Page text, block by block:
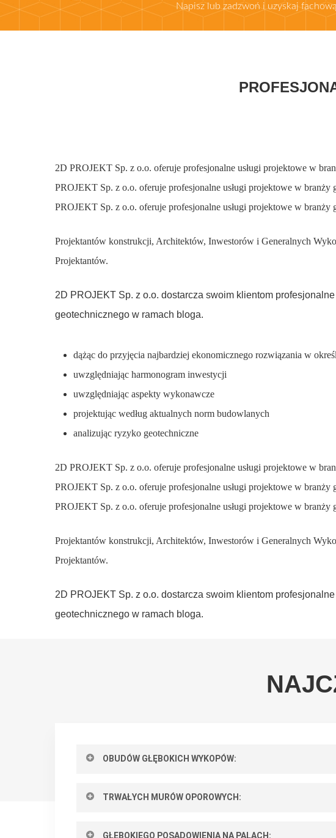
Napisz lub zadzwoń i uzyskaj
2D PROJEKT Sp. z o.o. oferuje profesjonalne usługi projektowe w
PROJEKT Sp. z o.o. oferuje profesjonalne usługi projektowe w
PROJEKT Sp. z o.o. oferuje profesjonalne usługi projektowe w branży
Projektantów konstrukcji, Architektów, Inwestorów i Generalnych
Projektantów.
2D PROJEKT Sp. z o.o. dostarcza swoim klientom
geotechnicznego w ramach bloga.
dążąc do przyjęcia najbardziej ekonomicznego rozwiązania w
uwzględniając harmonogram inwestycji
uwzględniając aspekty wykonawcze
projektując według aktualnych norm budowlanych
analizując ryzyko geotechniczne
2D PROJEKT Sp. z o.o. oferuje profesjonalne usługi projektowe w
PROJEKT Sp. z o.o. oferuje profesjonalne usługi projektowe w
PROJEKT Sp. z o.o. oferuje profesjonalne usługi projektowe w branży
Projektantów konstrukcji, Architektów, Inwestorów i Generalnych
Projektantów.
2D PROJEKT Sp. z o.o. dostarcza swoim klientom
geotechnicznego w ramach bloga.
OBUDÓW GŁĘBOKICH WYKOPÓW:
obudowy berlińskie z profili stalowych
palisady z pali żelbetowych np. CFA
TRWAŁYCH MURÓW OPOROWYCH:
GŁĘBOKIEGO POSADOWIENIA NA PALACH: